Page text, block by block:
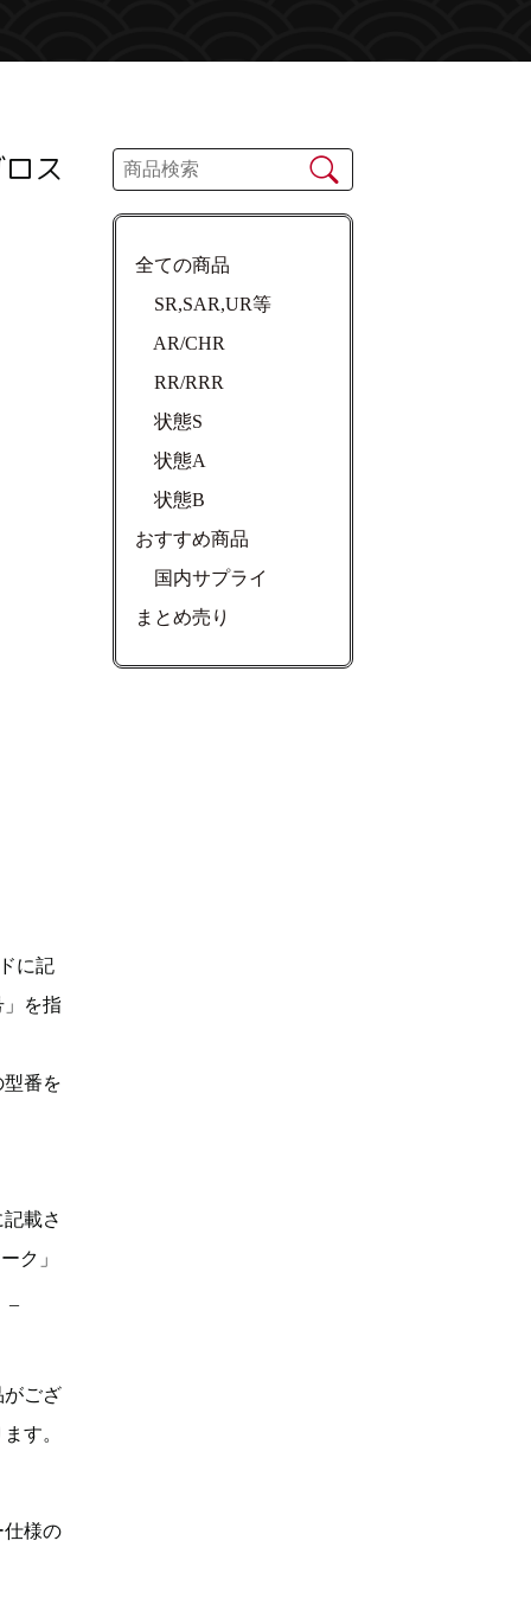
ス
に記
」を指
番を
載さ
ク」
がござ
す。
仕様の
全ての商品
SR,SAR,UR等
AR/CHR
RR/RRR
状態S
状態A
状態B
おすすめ商品
国内サプライ
まとめ売り